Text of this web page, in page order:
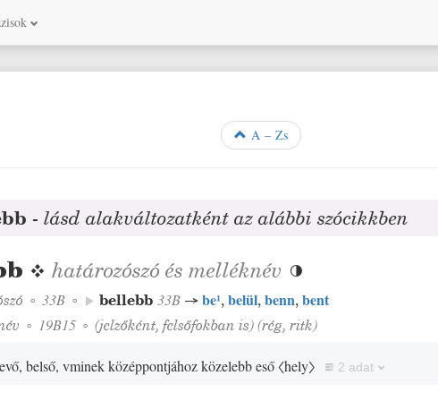
A – Zs
-lásd alakváltozatként az alábbi szócikkben
❖határozószó ésmelléknév 
◦ 33B ◦ bellebb 33B →be¹,belül,benn,bent
◦ 19B15 ◦ (jelzőként, felsőfokban is)(rég,ritk)
belső, vminek középpontjához közelebb eső〈hely〉 2 adat